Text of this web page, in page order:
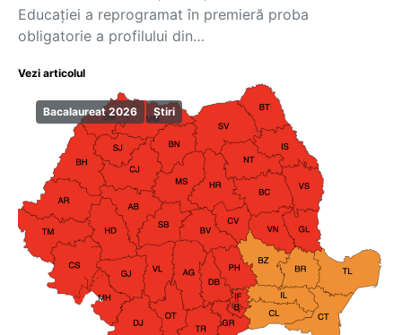
Educației a reprogramat în premieră proba
obligatorie a profilului din…
Vezi articolul
Bacalaureat 2026 Știri